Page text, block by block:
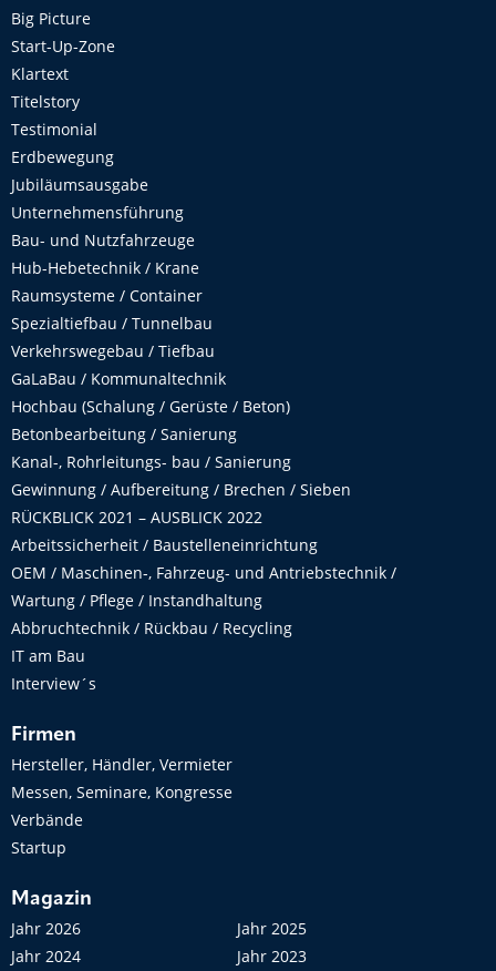
Big Picture
Start-Up-Zone
Klartext
Titelstory
Testimonial
Erdbewegung
Jubiläumsausgabe
Unternehmensführung
Bau- und Nutzfahrzeuge
Hub-Hebetechnik / Krane
Raumsysteme / Container
Spezialtiefbau / Tunnelbau
Verkehrswegebau / Tiefbau
GaLaBau / Kommunaltechnik
Hochbau (Schalung / Gerüste / Beton)
Betonbearbeitung / Sanierung
Kanal-, Rohrleitungs- bau / Sanierung
Gewinnung / Aufbereitung / Brechen / Sieben
RÜCKBLICK 2021 – AUSBLICK 2022
Arbeitssicherheit / Baustelleneinrichtung
OEM / Maschinen-, Fahrzeug- und Antriebstechnik /
Wartung / Pflege / Instandhaltung
Abbruchtechnik / Rückbau / Recycling
IT am Bau
Interview´s
Firmen
Hersteller, Händler, Vermieter
Messen, Seminare, Kongresse
Verbände
Startup
Magazin
Jahr 2026
Jahr 2025
Jahr 2024
Jahr 2023